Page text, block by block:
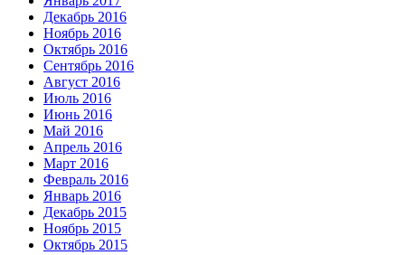
Декабрь 2016
Ноябрь 2016
Октябрь 2016
Сентябрь 2016
Август 2016
Июль 2016
Июнь 2016
Май 2016
Апрель 2016
Март 2016
Февраль 2016
Январь 2016
Декабрь 2015
Ноябрь 2015
Октябрь 2015